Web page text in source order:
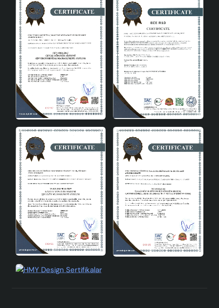
Koridor ve Antre: Evinizin girişinde şık bir karşılama
için mükemmel bir seçimdir.
Teknik Özellikler
Malzeme: Seramik
Duy Tipi:
Tasarım: Modern ve Şık
Renk: Çeşitli Renk Seçenekleri
Boyutlar: 50 cm x 30 cm x 30 cm
Chemise Seramik Abajur, kaliteli malzemesi, modern
tasarımı ve fonksiyonel özellikleriyle yaşam alanlarınızı
aydınlatmak için ideal bir seçimdir. Evinizin dekorasyonuna
uyum sağlayacak bu abajur, estetik ve kullanım kolaylığı
sunarak, her anınızı daha aydınlık ve keyifli hale getirir.
Seramik abajur arayışınızda, Chemise Seramik Abajur
kesinlikle listenizin başında yer almalıdır.